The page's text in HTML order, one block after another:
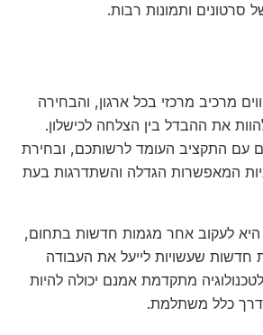
סרטונים ותמונות רבות.
מרכיב מרכזי בכל ארגון, והבחירה
את ההבדל בין הצלחה לכישלון.
עם התקציב העומד לרשותכם, ובחירת
המאפשרות הגדלה והשתדרגות בעת
לעקוב אחר מגמות חדשות בתחום,
חדשות שעשויות לייעל את העבודה
מתקדמת אמנם יכולה להיות
כלל משתלמת.